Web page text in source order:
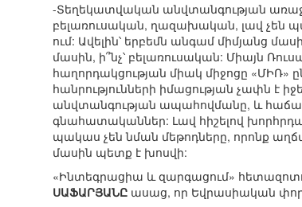
-Տեղեկատվական անվտանգության
բելառուսական, ղազախական, լավ չեն
ում: Ավելին՝ երբեմն անգամ միմյանց
մասին, ի՞նչ՝ բելառուսական: Միայն
հաղորդակցության միակ միջոցը «ՄԻՌ»
հանրությունների իմացության չափն է
անվտանգության ապահովմանը, և
գնահատականներ: Լավ հիշելով
պակաս չեն նման մեթոդները, որոնք
մասին պետք է խոսվի:
«Ինտեգրացիա և զարգացում»
ՍԱՖԱՐՅԱՆԸ ասաց, որ Եվրասիական